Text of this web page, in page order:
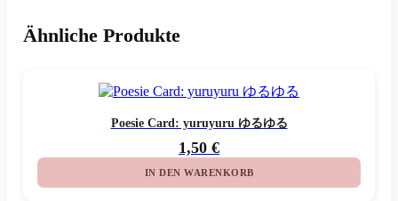
Ähnliche Produkte
Poesie Card: yuruyuru ゆるゆる
1,50 €
IN DEN WARENKORB